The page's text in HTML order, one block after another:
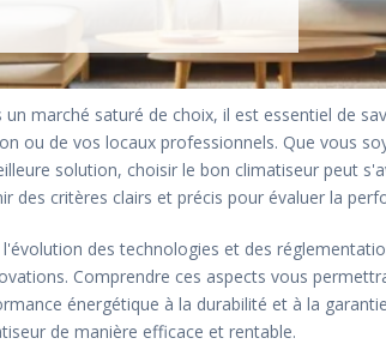
un marché saturé de choix, il est essentiel de
ou de vos locaux professionnels. Que vous
solution, choisir le bon climatiseur peut
des critères clairs et précis pour évaluer la
l'évolution des technologies et des
Comprendre ces aspects vous
énergétique à la durabilité et à la
de manière efficace et rentable.